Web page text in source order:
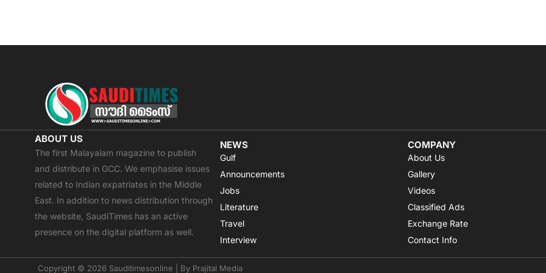
ABOUT US
The first Malayalam magazine to publish
and distribute in GCC. We emphasise issues
related to Indian expatriates in the Middle
East. In addition to news distribution through
the website, SaudiTimes has an active
presence on the digital platform as well.
NEWS
Gulf
Announcements
Jobs
Literature
Travel
Interview
COMPANY
About Us
Gallery
Videos
Classified Ads
Exchange Rate
Contact Info
Copyright © 2026 Sauditimesonline | By Prajital Media